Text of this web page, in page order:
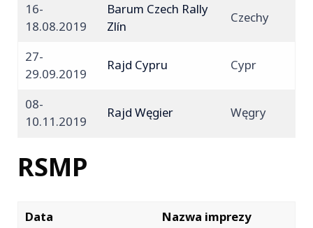
16-
18.08.2019
Barum Czech Rally
Zlín
Czechy
27-
29.09.2019
Rajd Cypru Cypr
08-
10.11.2019
Rajd Węgier Węgry
RSMP
Data
Nazwa imprezy